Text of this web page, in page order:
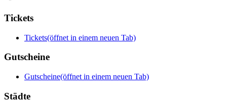
Tickets
Tickets(öffnet in einem neuen Tab)
Gutscheine
Gutscheine(öffnet in einem neuen Tab)
Städte